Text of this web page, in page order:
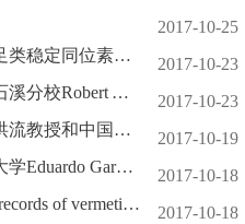
2017-10-25
过去两千年来地中海造礁腹足类稳定同位素记录--蓝海论坛第九讲
2017-10-23
10月26日美国纽约州立大学石溪分校Robert Aller教授来访报告
2017-10-23
10月26日：德克萨斯大学曾洪流教授和中国石油大学朱筱敏教授两场报告
2017-10-19
10月22日意大利米兰比科卡大学Eduardo Garzanti教授来访学术报告
2017-10-18
10月20日：The stable isotope records of vermetid from the Mediterranean basins during the past two millennia
2017-10-18